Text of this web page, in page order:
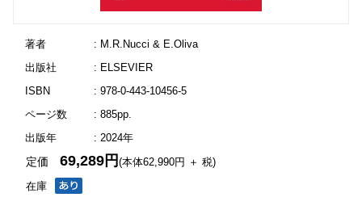
著者
: M.R.Nucci & E.Oliva
出版社
: ELSEVIER
ISBN
: 978-0-443-10456-5
ページ数
: 885pp.
出版年
: 2024年
在庫
定価69,289円(本体62,990円 ＋ 税)